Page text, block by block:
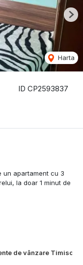
ID CP2593837
Harta
de vânzare Timisoara
un apartament cu 3
la doar 1 minut de